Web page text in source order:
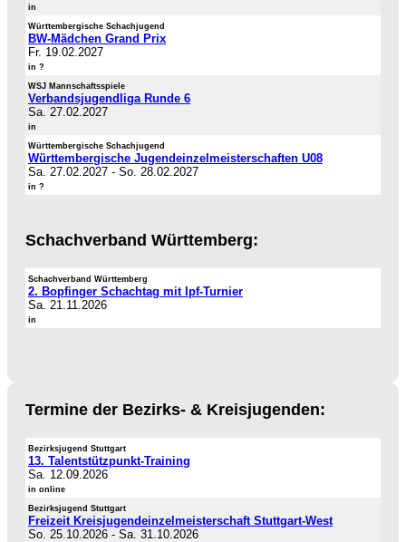
in
Württembergische Schachjugend
BW-Mädchen Grand Prix
Fr. 19.02.2027
in ?
WSJ Mannschaftsspiele
Verbandsjugendliga Runde 6
Sa. 27.02.2027
in
Württembergische Schachjugend
Württembergische Jugendeinzelmeisterschaften U08
Sa. 27.02.2027 - So. 28.02.2027
in ?
Schachverband Württemberg:
Schachverband Württemberg
2. Bopfinger Schachtag mit Ipf-Turnier
Sa. 21.11.2026
in
Termine der Bezirks- & Kreisjugenden:
Bezirksjugend Stuttgart
13. Talentstützpunkt-Training
Sa. 12.09.2026
in online
Bezirksjugend Stuttgart
Freizeit Kreisjugendeinzelmeisterschaft Stuttgart-West
So. 25.10.2026 - Sa. 31.10.2026